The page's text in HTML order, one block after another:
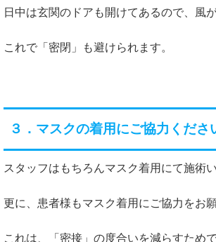
日中は玄関のドアも開けてあるので、風
これで「密閉」も避けられます。
３．マスクの着用にご協力くださ
スタッフはもちろんマスク着用にて施術
更に、患者様もマスク着用にご協力をお
これは、「密接」の度合いを減らすためで